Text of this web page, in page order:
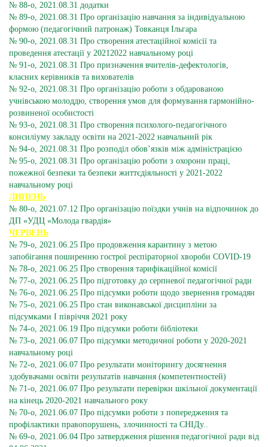
№ 88-о, 2021.08.31 додатки
№ 89-о, 2021.08.31 Про організацію навчання за індивідуальною
формою (педагогічний патронаж) Товканця Ільгара
№ 90-о, 2021.08.31 Про створення атестаційної комісії та
проведення атестації у 20212022 навчальному році
№ 91-о, 2021.08.31 Про призначення вчителів-дефектологів,
класних керівників та вихователів
№ 92-о, 2021.08.31 Про організацію роботи з обдарованою
учнівською молоддю, створення умов для формування гармонійно-
розвиненої особистості
№ 93-о, 2021.08.31 Про створення психолого-педагогічного
консиліуму закладу освіти на 2021-2022 навчальний рік
№ 94-о, 2021.08.31 Про розподіл обов’язків між адміністрацією
№ 95-о, 2021.08.31 Про організацію роботи з охорони праці,
пожежної безпеки та безпеки життєдіяльності у 2021-2022
навчальному році
ЛИПЕНЬ
№ 80-о, 2021.07.12 Про організацію поїздки учнів на відпочинок до
ДП «УДЦ «Молода гвардія»
ЧЕРВЕНЬ
№ 79-о, 2021.06.25 Про продовження карантину з метою
запобігання поширенню гострої респіраторної хвороби COVID-19
№ 78-о, 2021.06.25 Про створення тарифікаційної комісії
№ 77-о, 2021.06.25 Про підготовку до серпневої педагогічної ради
№ 76-о, 2021.06.25 Про підсумки роботи щодо звернення громадян
№ 75-о, 2021.06.25 Про стан виконавської дисципліни за
підсумками І півріччя 2021 року
№ 74-о, 2021.06.19 Про підсумки роботи бібліотеки
№ 73-о, 2021.06.07 Про підсумки методичної роботи у 2020-2021
навчальному році
№ 72-о, 2021.06.07 Про результати моніторингу досягнення
здобувачами освіти результатів навчання (компетентностей)
№ 71-о, 2021.06.07 Про результати перевірки шкільної документації
на кінець 2020-2021 навчального року
№ 70-о, 2021.06.07 Про підсумки роботи з попередження та
профілактики правопорушень, злочинності та СНІДу..
№ 69-о, 2021.06.04 Про затвердження рішення педагогічної ради від